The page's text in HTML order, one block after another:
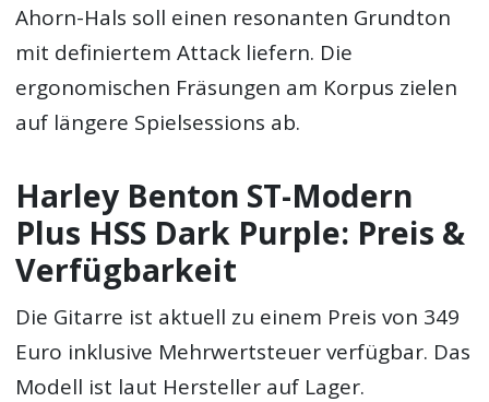
Ahorn-Hals soll einen resonanten Grundton
mit definiertem Attack liefern. Die
ergonomischen Fräsungen am Korpus zielen
auf längere Spielsessions ab.
Harley Benton ST-Modern
Plus HSS Dark Purple: Preis &
Verfügbarkeit
Die Gitarre ist aktuell zu einem Preis von 349
Euro inklusive Mehrwertsteuer verfügbar. Das
Modell ist laut Hersteller auf Lager.